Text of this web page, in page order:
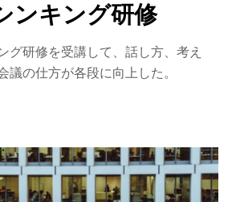
ンキング研修
グ研修を受講して、話し方、考え
議の仕方が各段に向上した。